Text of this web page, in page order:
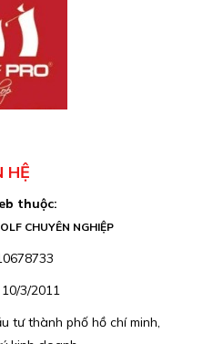
HỆ
thuộc:
CHUYÊN NGHIỆP
10/3/2011
tư thành phố hồ chí minh,